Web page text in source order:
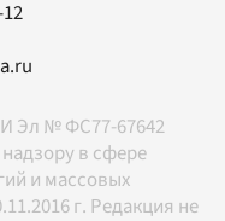
Эл № ФС77-67642
в сфере
и массовых
г. Редакция не